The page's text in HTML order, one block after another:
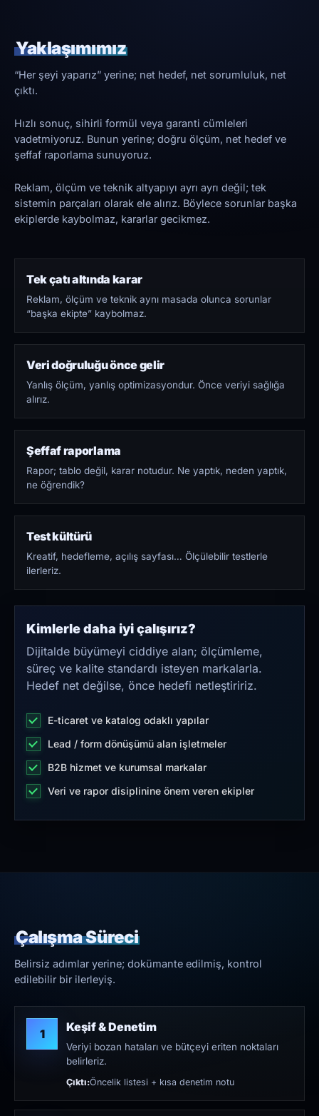
Yaklaşımımız
“Her şeyi yaparız” yerine; net hedef, net sorumluluk, net
çıktı.
Hızlı sonuç, sihirli formül veya garanti cümleleri
vadetmiyoruz. Bunun yerine; doğru ölçüm, net hedef ve
şeffaf raporlama sunuyoruz.
Reklam, ölçüm ve teknik altyapıyı ayrı ayrı değil; tek
sistemin parçaları olarak ele alırız. Böylece sorunlar başka
ekiplerde kaybolmaz, kararlar gecikmez.
Tek çatı altında karar
Reklam, ölçüm ve teknik aynı masada olunca sorunlar
“başka ekipte” kaybolmaz.
Veri doğruluğu önce gelir
Yanlış ölçüm, yanlış optimizasyondur. Önce veriyi sağlığa
alırız.
Şeffaf raporlama
Rapor; tablo değil, karar notudur. Ne yaptık, neden yaptık,
ne öğrendik?
Test kültürü
Kreatif, hedefleme, açılış sayfası… Ölçülebilir testlerle
ilerleriz.
Kimlerle daha iyi çalışırız?
Dijitalde büyümeyi ciddiye alan; ölçümleme,
süreç ve kalite standardı isteyen markalarla.
Hedef net değilse, önce hedefi netleştiririz.
E-ticaret ve katalog odaklı yapılar
Lead / form dönüşümü alan işletmeler
B2B hizmet ve kurumsal markalar
Veri ve rapor disiplinine önem veren ekipler
Çalışma Süreci
Belirsiz adımlar yerine; dokümante edilmiş, kontrol
edilebilir bir ilerleyiş.
1 Keşif & Denetim
Veriyi bozan hataları ve bütçeyi eriten noktaları
belirleriz.
Çıktı:Öncelik listesi + kısa denetim notu